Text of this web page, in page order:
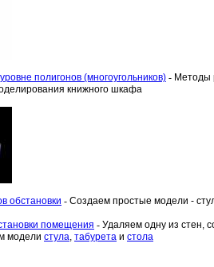
полигонов (многоугольников) - Методы
книжного шкафа
обстановки - Создаем простые модели -
помещения - Удаляем одну из стен,
модели стула, табурета и стола